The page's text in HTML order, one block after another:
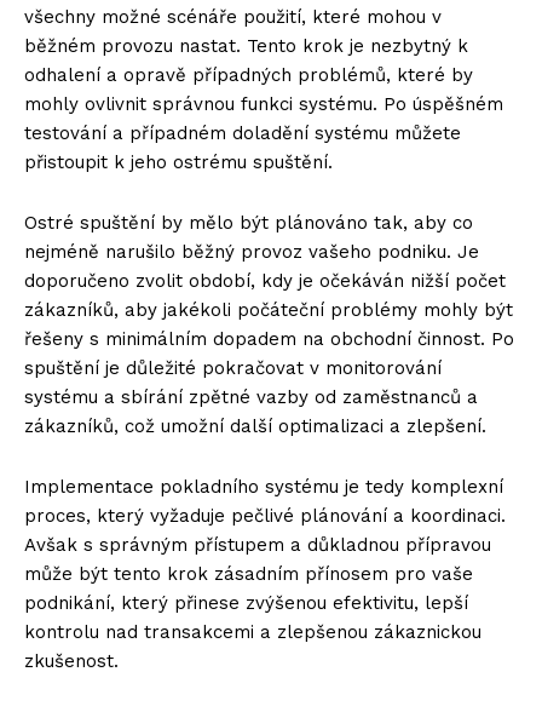
všechny možné scénáře použití, které mohou v
běžném provozu nastat. Tento krok je nezbytný k
odhalení a opravě případných problémů, které by
mohly ovlivnit správnou funkci systému. Po úspěšném
testování a případném doladění systému můžete
přistoupit k jeho ostrému spuštění.
Ostré spuštění by mělo být plánováno tak, aby co
nejméně narušilo běžný provoz vašeho podniku. Je
doporučeno zvolit období, kdy je očekáván nižší počet
zákazníků, aby jakékoli počáteční problémy mohly být
řešeny s minimálním dopadem na obchodní činnost. Po
spuštění je důležité pokračovat v monitorování
systému a sbírání zpětné vazby od zaměstnanců a
zákazníků, což umožní další optimalizaci a zlepšení.
Implementace pokladního systému je tedy komplexní
proces, který vyžaduje pečlivé plánování a koordinaci.
Avšak s správným přístupem a důkladnou přípravou
může být tento krok zásadním přínosem pro vaše
podnikání, který přinese zvýšenou efektivitu, lepší
kontrolu nad transakcemi a zlepšenou zákaznickou
zkušenost.